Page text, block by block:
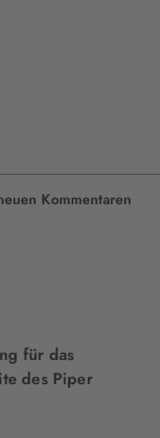
Kommentaren
für das
des Piper